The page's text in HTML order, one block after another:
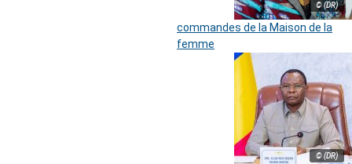
© (DR)
commandes de la Maison de la
femme
© (DR)